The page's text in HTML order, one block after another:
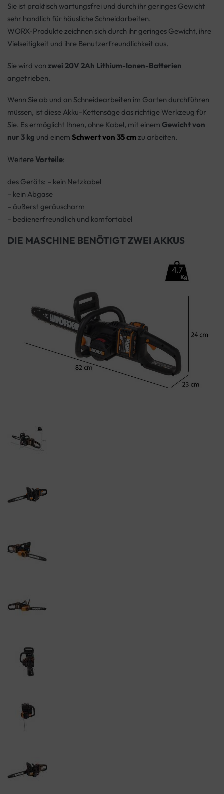
Sie ist praktisch wartungsfrei und durch ihr geringes Gewicht
sehr handlich für häusliche Schneidarbeiten.
WORX-Produkte zeichnen sich durch ihr geringes Gewicht, ihre
Vielseitigkeit und ihre Benutzerfreundlichkeit aus.
Sie wird von zwei 20V 2Ah Lithium-Ionen-Batterien
angetrieben.
Wenn Sie ab und an Schneidearbeiten im Garten durchführen
müssen, ist diese Akku-Kettensäge das richtige Werkzeug für
Sie. Es ermöglicht Ihnen, ohne Kabel, mit einem Gewicht von
nur 3 kg und einem Schwert von 35 cmzu arbeiten.
Weitere Vorteile:
des Geräts: – kein Netzkabel
– kein Abgase
– äußerst geräuscharm
– bedienerfreundlich und komfortabel
DIE MASCHINE BENÖTIGT ZWEI AKKUS